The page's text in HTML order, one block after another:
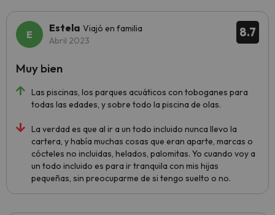
8.7
Estela Viajó en familia
Abril 2023
Las piscinas, los parques acuáticos con toboganes para
todas las edades, y sobre todo la piscina de olas.
La verdad es que al ir a un todo incluido nunca llevo la
cartera, y había muchas cosas que eran aparte, marcas o
cócteles no incluidas, helados, palomitas. Yo cuando voy a
un todo incluido es para ir tranquila con mis hijas
pequeñas, sin preocuparme de si tengo suelto o no.
Muy bien